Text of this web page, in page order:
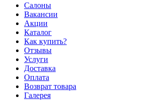
Салоны
Вакансии
Акции
Каталог
Как купить?
Отзывы
Услуги
Доставка
Оплата
Возврат товара
Галерея